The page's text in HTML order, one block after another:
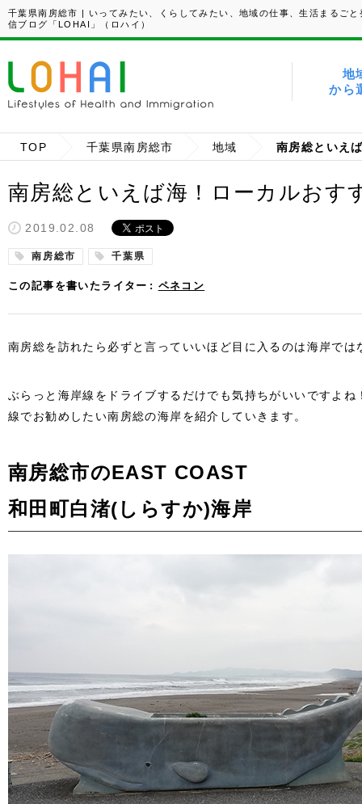
千葉県南房総市 | いってみたい、くらしてみたい、地域の仕事、生活まるごと
信ブログ「LOHAI」（ロハイ）
地
から
TOP 千葉県南房総市 地域 南房総といえ
南房総といえば海！ローカルおす
2019.02.08
南房総市 千葉県
この記事を書いたライター ペネコン
南房総を訪れたら必ずと言っていいほど目に入るのは海岸では
ぶらっと海岸線をドライブするだけでも気持ちがいいですよ
線でお勧めしたい南房総の海岸を紹介していきます。
南房総市のEAST COAST
和田町白渚(しらすか)海岸